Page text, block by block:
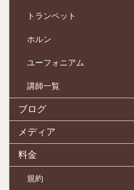
トランペット
ホルン
ユーフォニアム
講師一覧
ブログ
メディア
料金
規約